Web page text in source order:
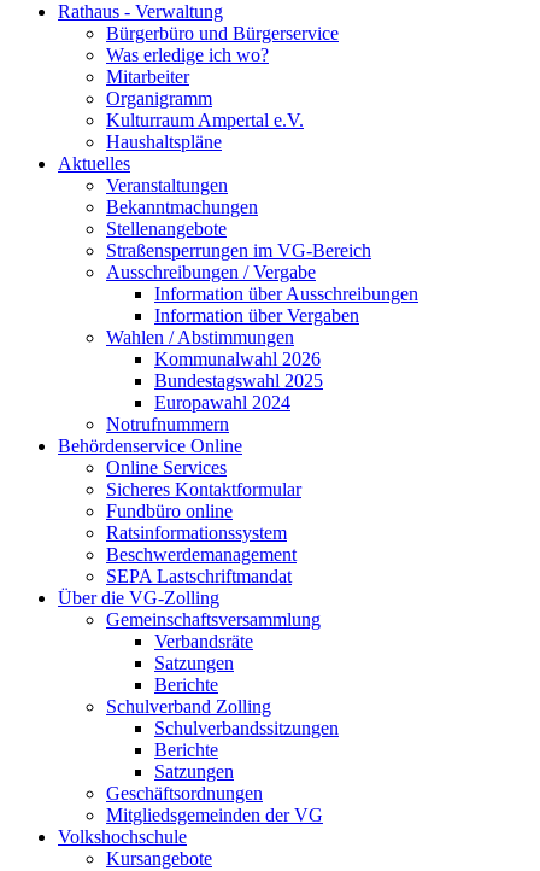
Rathaus - Verwaltung
Bürgerbüro und Bürgerservice
Was erledige ich wo?
Mitarbeiter
Organigramm
Kulturraum Ampertal e.V.
Haushaltspläne
Aktuelles
Veranstaltungen
Bekanntmachungen
Stellenangebote
Straßensperrungen im VG-Bereich
Ausschreibungen / Vergabe
Information über Ausschreibungen
Information über Vergaben
Wahlen / Abstimmungen
Kommunalwahl 2026
Bundestagswahl 2025
Europawahl 2024
Notrufnummern
Behördenservice Online
Online Services
Sicheres Kontaktformular
Fundbüro online
Ratsinformationssystem
Beschwerdemanagement
SEPA Lastschriftmandat
Über die VG-Zolling
Gemeinschaftsversammlung
Verbandsräte
Satzungen
Berichte
Schulverband Zolling
Schulverbandssitzungen
Berichte
Satzungen
Geschäftsordnungen
Mitgliedsgemeinden der VG
Volkshochschule
Kursangebote